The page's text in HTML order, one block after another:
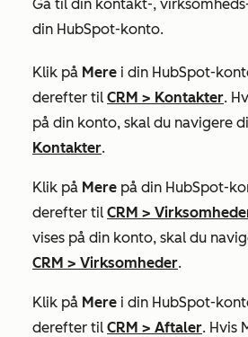
Gå til din kontakt-,
din HubSpot-konto.
Klik på Mere i din HubSpot-
derefter til CRM > Kontakter.
på din konto, skal du navigere
Kontakter.
Klik på Mere på din HubSpot-
derefter til CRM >
vises på din konto, skal du
CRM > Virksomheder.
Klik på Mere i din HubSpot-
derefter til CRM > Aftaler. Hvis